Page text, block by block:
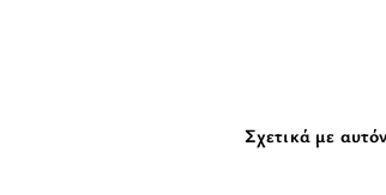
Σχετικά με